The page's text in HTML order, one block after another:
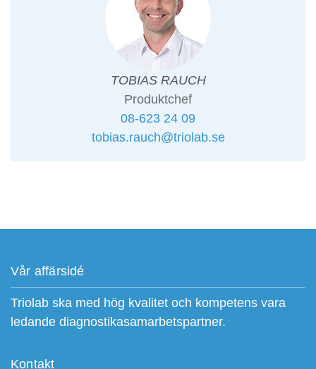
TOBIAS RAUCH
Produktchef
08-623 24 09
tobias.rauch@triolab.se
Vår affärsidé
Triolab ska med hög kvalitet och kompetens vara
ledande diagnostikasamarbetspartner.
Kontakt